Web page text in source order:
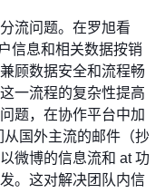
流问题。在罗旭看
信息和相关数据按销
顾数据安全和流程畅
一流程的复杂性提高
题，在协作平台中加
从国外主流的邮件（抄
微博的信息流和 at 功
。这对解决团队内信